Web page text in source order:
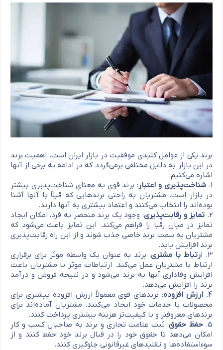
برند یکی از عوامل کلیدی موفقیت در بازار ایران است. اهمیت برند
در این بازار به دلایل مختلفی برمی‌گردد که در ادامه به برخی از آنها
اشاره می‌کنیم:
1. شناخت‌پذیری و اعتبار : برند قوی به معنای شناخت‌پذیری بیشتر
در بازار است. مشتریان به راحتی برند‌هایی که قبلاً با آنها آشنا
بوده‌اند را انتخاب می‌کنند و اعتماد بیشتری به آنها دارند.
2. تمایز و رقابت‌پذیری: وجود یک برند منحصر به فرد، امکان ایجاد
تمایز در میان رقبا را فراهم می‌کند. این تمایز باعث می‌شود که
مشتریان به سمت برند خاصی جذب شوند و از این راه رقابت‌پذیری
برند افزایش یابد.
3. ا
رتباط با مشتری: برند به عنوان یک واسطه موثر برای برقراری
ارتباط با مشتریان عمل می‌کند. ارتباطات موثر با مشتریان باعث
افزایش وفاداری آنها به برند می‌شود و در نتیجه فروش و درآمد
برند را افزایش می‌دهد.
4. ارزش افزوده: برندهای قوی معمولاً ارزش افزوده بیشتری برای
محصولات یا خدمات خود ایجاد می‌کنند. مشتریان آماده‌اند برای
برندهای معروفتر و با کیفیت‌تر هزینه بیشتری پرداخت کنند.
5. حفظ حقوق: ثبت علامت تجاری و برند به صاحبان کسب و کار
امکان می‌دهد تا حقوق خود را در قبال برند خود حفظ کنند و از
سوءاستفاده‌ها و تقلیدهای غیرقانونی جلوگیری کنند.